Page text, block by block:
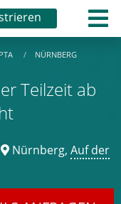
PTA NÜRNBERG
Teilzeit ab
Nürnberg, Auf der